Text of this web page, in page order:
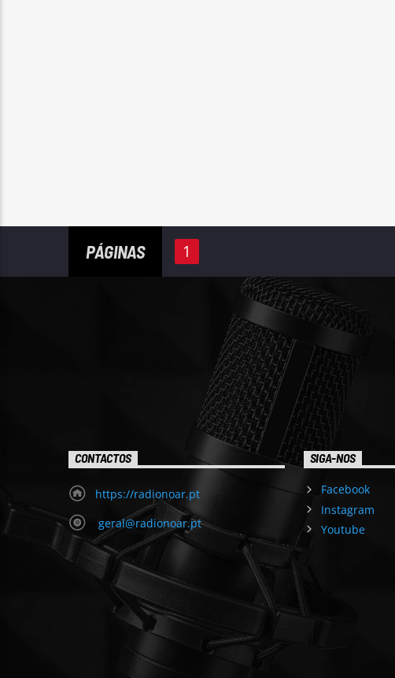
PÁGINAS 1
CONTACTOS
https://radionoar.pt
geral@radionoar.pt
SIGA-NOS
Facebook
Instagram
Youtube